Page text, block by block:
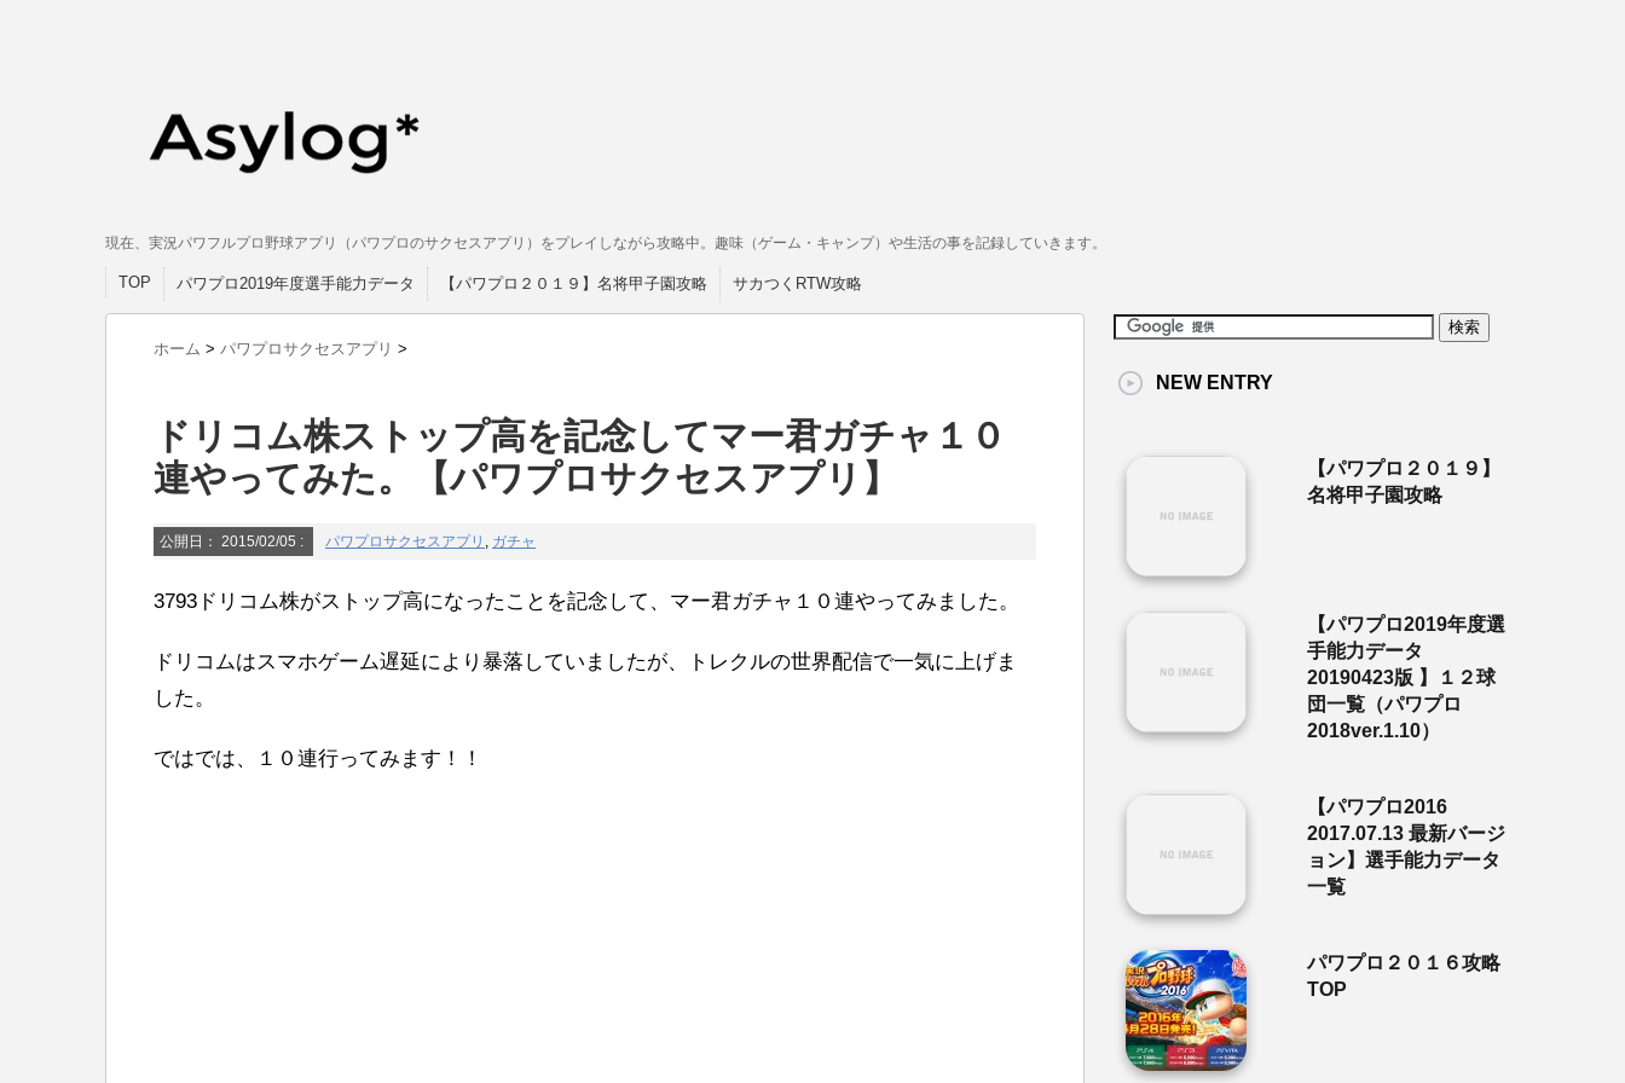
現在、実況パワフルプロ野球アプリ（パワプロのサクセスアプリ）をプレイしながら攻略中。趣味（ゲーム・キャンプ）や生活の事を記録していきます。
TOP パワプロ2019年度選手能力データ 【パワプロ２０１９】名将甲子園攻略 サカつくRTW攻略
ホーム > パワプロサクセスアプリ >
ドリコム株ストップ高を記念してマー君ガチャ１０
連やってみた。【パワプロサクセスアプリ】
公開日： 2015/02/05 : パワプロサクセスアプリ , ガチャ
3793ドリコム株がストップ高になったことを記念して、マー君ガチャ１０連やってみました。
ドリコムはスマホゲーム遅延により暴落していましたが、トレクルの世界配信で一気に上げま
した。
ではでは、１０連行ってみます！！
NEW ENTRY
【パワプロ２０１９】
名将甲子園攻略
【パワプロ2019年度選
手能力データ
20190423版 】１２球
団一覧（パワプロ
2018ver.1.10）
【パワプロ2016
2017.07.13 最新バージ
ョン】選手能力データ
一覧
パワプロ２０１６攻略
TOP